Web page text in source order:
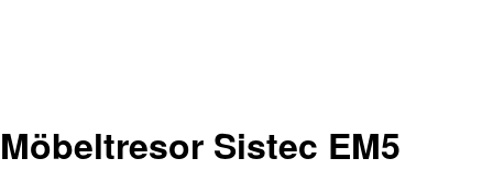
Möbeltresor Sistec EM5